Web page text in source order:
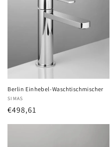
Berlin Einhebel-Waschtischmischer
Anbieter:
SIMAS
Normaler
€498,61